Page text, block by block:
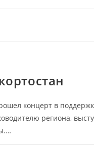
концерт в
региона,